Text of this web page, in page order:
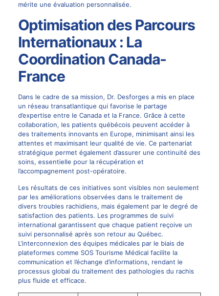
mérite une évaluation personnalisée.
Optimisation des Parcours
Internationaux : La
Coordination Canada-
France
Dans le cadre de sa mission, Dr. Desforges a mis en place
un réseau transatlantique qui favorise le partage
d’expertise entre le Canada et la France. Grâce à cette
collaboration, les patients québécois peuvent accéder à
des traitements innovants en Europe, minimisant ainsi les
attentes et maximisant leur qualité de vie. Ce partenariat
stratégique permet également d’assurer une continuité des
soins, essentielle pour la récupération et
l’accompagnement post-opératoire.
Les résultats de ces initiatives sont visibles non seulement
par les améliorations observées dans le traitement de
divers troubles rachidiens, mais également par le degré de
satisfaction des patients. Les programmes de suivi
international garantissent que chaque patient reçoive un
suivi personnalisé après son retour au Québec.
L’interconnexion des équipes médicales par le biais de
plateformes comme SOS Tourisme Médical facilite la
communication et l’échange d’informations, rendant le
processus global du traitement des pathologies du rachis
plus fluide et efficace.